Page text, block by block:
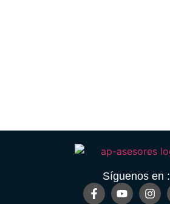
Síguenos en :